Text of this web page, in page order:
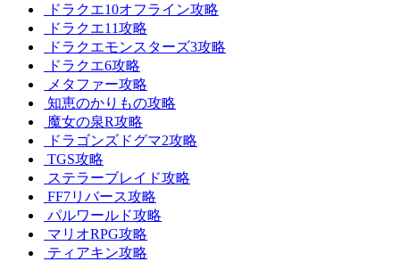
ドラクエ10オフライン攻略
ドラクエ11攻略
ドラクエモンスターズ3攻略
ドラクエ6攻略
メタファー攻略
知恵のかりもの攻略
魔女の泉R攻略
ドラゴンズドグマ2攻略
TGS攻略
ステラーブレイド攻略
FF7リバース攻略
パルワールド攻略
マリオRPG攻略
ティアキン攻略